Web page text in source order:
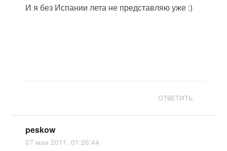
И я без Испании лета не представляю уже :)
ОТВЕТИТЬ
peskow
07 мая 2011, 01:26:44